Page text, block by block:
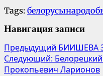
Tags: белорусынарод
Навигация записи
Предыдущий БИИШЕВА
Следующий:
Прокопьевич Ларионов